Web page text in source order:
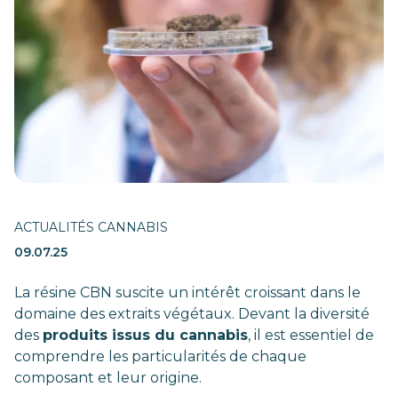
ACTUALITÉS CANNABIS
09.07.25
La résine CBN suscite un intérêt croissant dans le
domaine des extraits végétaux. Devant la diversité
des produits issus du cannabis, il est essentiel de
comprendre les particularités de chaque
composant et leur origine.